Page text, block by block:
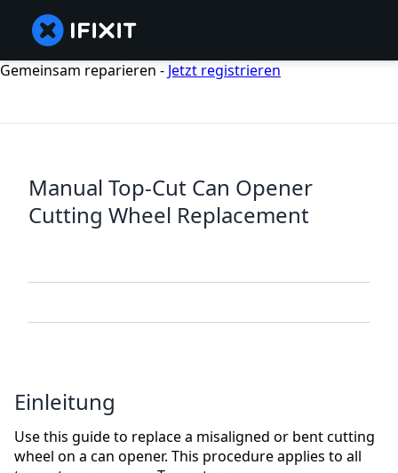
Gemeinsam reparieren - Jetzt registrieren
Manual Top-Cut Can Opener
Cutting Wheel Replacement
Einleitung
Use this guide to replace a misaligned or bent cutting
wheel on a can opener. This procedure applies to all